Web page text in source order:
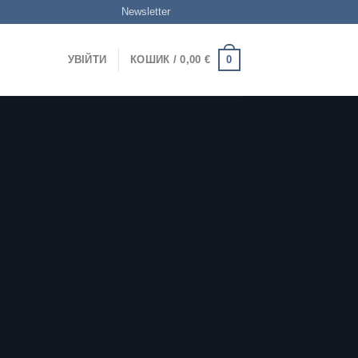
Newsletter
УВІЙТИ КОШИК / 0,00 € 0